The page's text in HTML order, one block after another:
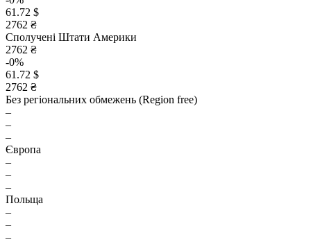
61.72 $
2762 ₴
Сполучені Штати Америки
2762 ₴
-0%
61.72 $
2762 ₴
Без регіональних обмежень (Region free)
–
–
–
Європа
–
–
–
Польща
–
–
–